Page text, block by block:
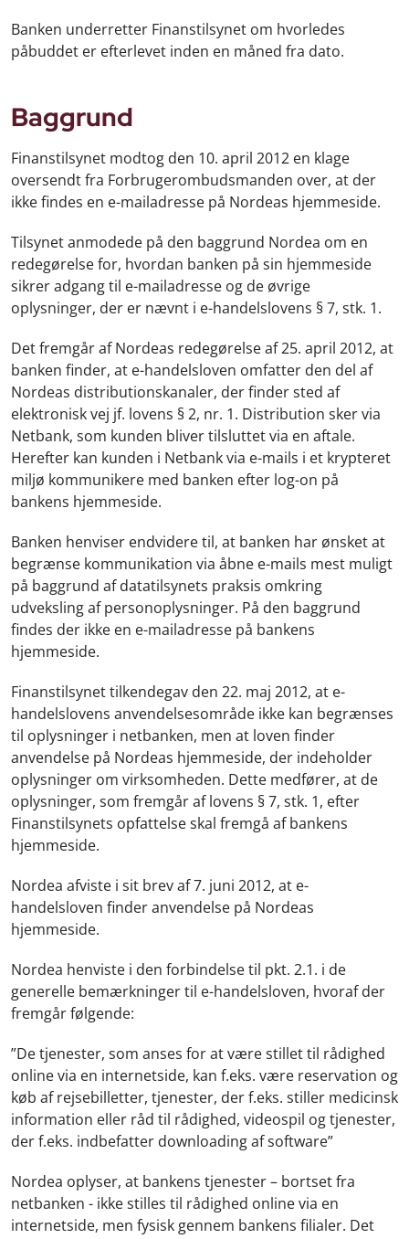
Banken underretter Finanstilsynet om hvorledes
påbuddet er efterlevet inden en måned fra dato.
Baggrund
Finanstilsynet modtog den 10. april 2012 en klage
oversendt fra Forbrugerombudsmanden over, at der
ikke findes en e-mailadresse på Nordeas hjemmeside.
Tilsynet anmodede på den baggrund Nordea om en
redegørelse for, hvordan banken på sin hjemmeside
sikrer adgang til e-mailadresse og de øvrige
oplysninger, der er nævnt i e-handelslovens § 7, stk. 1.
Det fremgår af Nordeas redegørelse af 25. april 2012, at
banken finder, at e-handelsloven omfatter den del af
Nordeas distributionskanaler, der finder sted af
elektronisk vej jf. lovens § 2, nr. 1. Distribution sker via
Netbank, som kunden bliver tilsluttet via en aftale.
Herefter kan kunden i Netbank via e-mails i et krypteret
miljø kommunikere med banken efter log-on på
bankens hjemmeside.
Banken henviser endvidere til, at banken har ønsket at
begrænse kommunikation via åbne e-mails mest muligt
på baggrund af datatilsynets praksis omkring
udveksling af personoplysninger. På den baggrund
findes der ikke en e-mailadresse på bankens
hjemmeside.
Finanstilsynet tilkendegav den 22. maj 2012, at e-
handelslovens anvendelsesområde ikke kan begrænses
til oplysninger i netbanken, men at loven finder
anvendelse på Nordeas hjemmeside, der indeholder
oplysninger om virksomheden. Dette medfører, at de
oplysninger, som fremgår af lovens § 7, stk. 1, efter
Finanstilsynets opfattelse skal fremgå af bankens
hjemmeside.
Nordea afviste i sit brev af 7. juni 2012, at e-
handelsloven finder anvendelse på Nordeas
hjemmeside.
Nordea henviste i den forbindelse til pkt. 2.1. i de
generelle bemærkninger til e-handelsloven, hvoraf der
fremgår følgende:
”De tjenester, som anses for at være stillet til rådighed
online via en internetside, kan f.eks. være reservation og
køb af rejsebilletter, tjenester, der f.eks. stiller medicinsk
information eller råd til rådighed, videospil og tjenester,
der f.eks. indbefatter downloading af software”
Nordea oplyser, at bankens tjenester – bortset fra
netbanken - ikke stilles til rådighed online via en
internetside, men fysisk gennem bankens filialer. Det